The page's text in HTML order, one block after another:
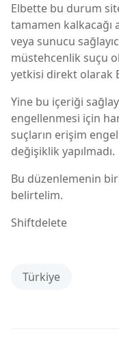
Elbette bu durum
tamamen kalkacağı
veya sunucu
müstehcenlik suçu
yetkisi direkt olarak
Yine bu içeriği
engellenmesi için
suçların erişim
değişiklik yapılmadı.
Bu düzenlemenin
belirtelim.
Shiftdelete
Türkiye